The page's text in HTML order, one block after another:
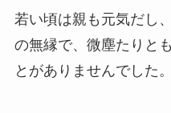
若い頃は親も元気だし
の無縁で、微塵たりと
とがありませんでした。